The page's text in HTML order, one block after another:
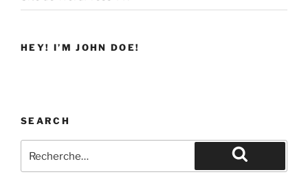
HEY! I’M JOHN DOE!
SEARCH